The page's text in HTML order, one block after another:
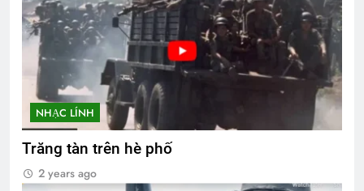
NHẠC LÍNH
Trăng tàn trên hè phố
2 years ago